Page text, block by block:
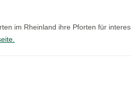
im Rheinland ihre Pforten für